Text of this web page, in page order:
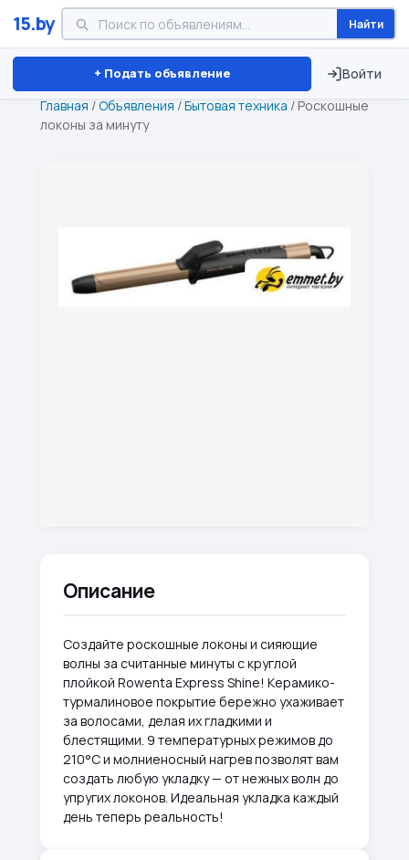
15.by Найти
+ Подать объявление Войти
Минск Витебск Брест ⏱ ТОЛЬКО 15 ДНЕЙ
Главная /Объявления /Бытовая техника / Роскошные
локоны за минуту
Описание
Создайте роскошные локоны и сияющие
волны за считанные минуты с круглой
плойкой Rowenta Express Shine! Керамико-
турмалиновое покрытие бережно ухаживает
за волосами, делая их гладкими и
блестящими. 9 температурных режимов до
210°С и молниеносный нагрев позволят вам
создать любую укладку — от нежных волн до
упругих локонов. Идеальная укладка каждый
день теперь реальность!